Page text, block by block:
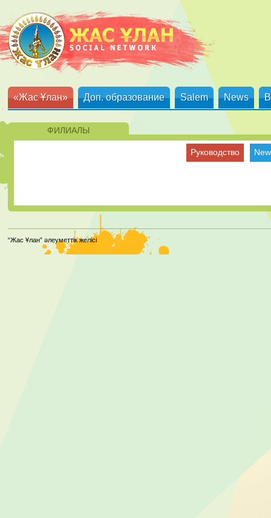
«Жас Ұлан» Доп. образование Salem News
ФИЛИАЛЫ
Руководство
“Жас Ұлан” әлеуметтік желісі